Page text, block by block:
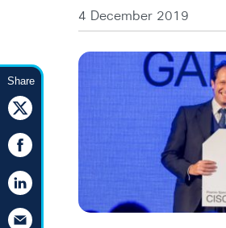
Share
4 December 2019